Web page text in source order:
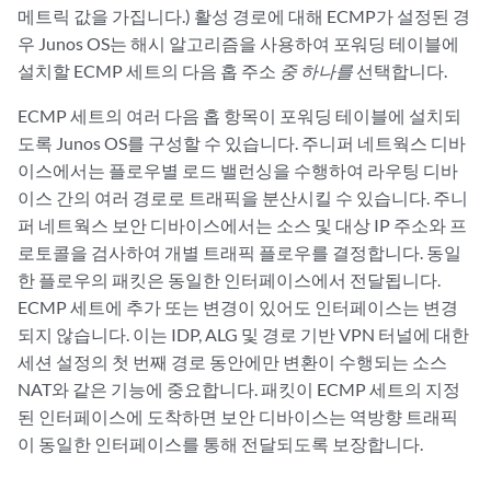
메트릭 값을 가집니다.) 활성 경로에 대해 ECMP가 설정된 경
우 Junos OS는 해시 알고리즘을 사용하여 포워딩 테이블에
설치할 ECMP 세트의 다음 홉 주소 중 하나를 선택합니다.
ECMP 세트의 여러 다음 홉 항목이 포워딩 테이블에 설치되
도록 Junos OS를 구성할 수 있습니다. 주니퍼 네트웍스 디바
이스에서는 플로우별 로드 밸런싱을 수행하여 라우팅 디바
이스 간의 여러 경로로 트래픽을 분산시킬 수 있습니다. 주니
퍼 네트웍스 보안 디바이스에서는 소스 및 대상 IP 주소와 프
로토콜을 검사하여 개별 트래픽 플로우를 결정합니다. 동일
한 플로우의 패킷은 동일한 인터페이스에서 전달됩니다.
ECMP 세트에 추가 또는 변경이 있어도 인터페이스는 변경
되지 않습니다. 이는 IDP, ALG 및 경로 기반 VPN 터널에 대한
세션 설정의 첫 번째 경로 동안에만 변환이 수행되는 소스
NAT와 같은 기능에 중요합니다. 패킷이 ECMP 세트의 지정
된 인터페이스에 도착하면 보안 디바이스는 역방향 트래픽
이 동일한 인터페이스를 통해 전달되도록 보장합니다.